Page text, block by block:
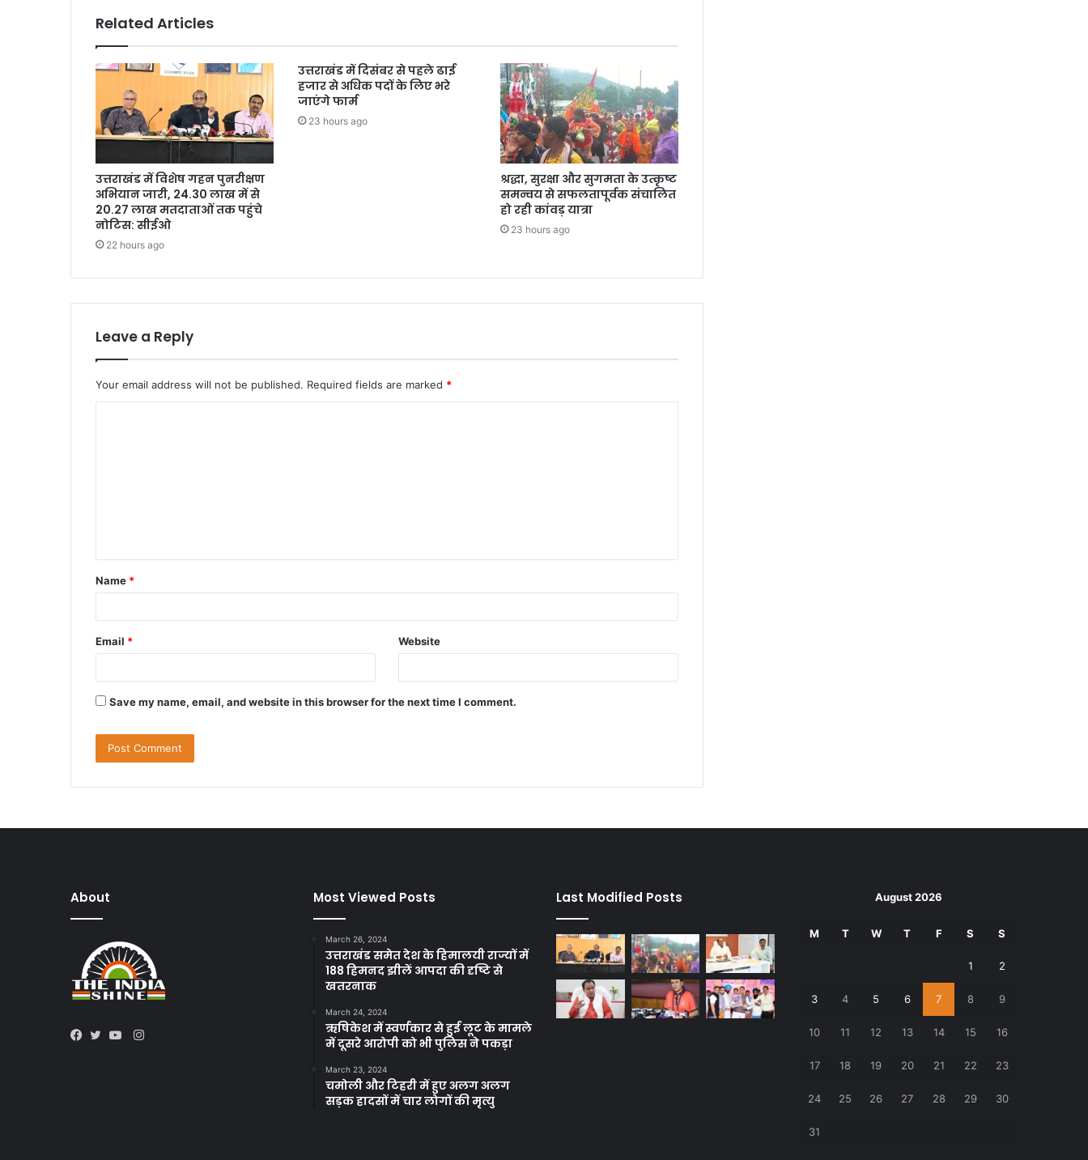
Related Articles
उत्तराखंड में विशेष गहन पुनरीक्षण
अभियान जारी, 24.30 लाख में से
20.27 लाख मतदाताओं तक पहुंचे
नोटिस: सीईओ
22 hours ago
उत्तराखंड में दिसंबर से पहले ढाई
हजार से अधिक पदों के लिए भरे
जाएंगे फार्म
23 hours ago
श्रद्धा, सुरक्षा और सुगमता के उत्कृष्ट
समन्वय से सफलतापूर्वक संचालित
हो रही कांवड़ यात्रा
23 hours ago
Leave a Reply
Your email address will not be published. Required fields are marked *
t
*
Name *
Email * Website
Save my name, email, and website in this browser for the next time I comment.
About
Instagram
Most Viewed Posts
March 26, 2024
उत्तराखंड समेत देश के हिमालयी राज्यों में
188 हिमनद झीलें आपदा की दृष्टि से
खतरनाक
March 24, 2024
ऋषिकेश में स्वर्णकार से हुई लूट के मामले
में दूसरे आरोपी को भी पुलिस ने पकड़ा
March 23, 2024
चमोली और टिहरी में हुए अलग अलग
सड़क हादसों में चार लोगों की मृत्यु
Last Modified Posts August 2026
M T W T F S S
1 2
3 4 5 6 7 8 9
10 11 12 13 14 15 16
17 18 19 20 21 22 23
24 25 26 27 28 29 30
31